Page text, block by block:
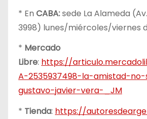
* En CABA:sede La Alameda
3998) lunes/miércoles/viernes
* Mercado
Libre: https://
A-2535937498-la-amistad-
gustavo-javier-vera-_JM
* Tienda: https://